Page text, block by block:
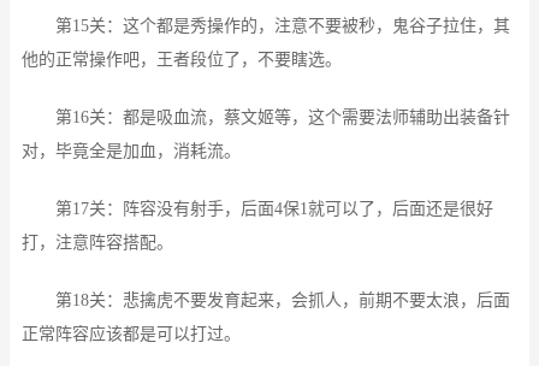
第15关：这个都是秀操作的，注意不要被秒，鬼谷子拉住，其
他的正常操作吧，王者段位了，不要瞎选。
第16关：都是吸血流，蔡文姬等，这个需要法师辅助出装备针
对，毕竟全是加血，消耗流。
第17关：阵容没有射手，后面4保1就可以了，后面还是很好
打，注意阵容搭配。
第18关：悲擒虎不要发育起来，会抓人，前期不要太浪，后面
正常阵容应该都是可以打过。